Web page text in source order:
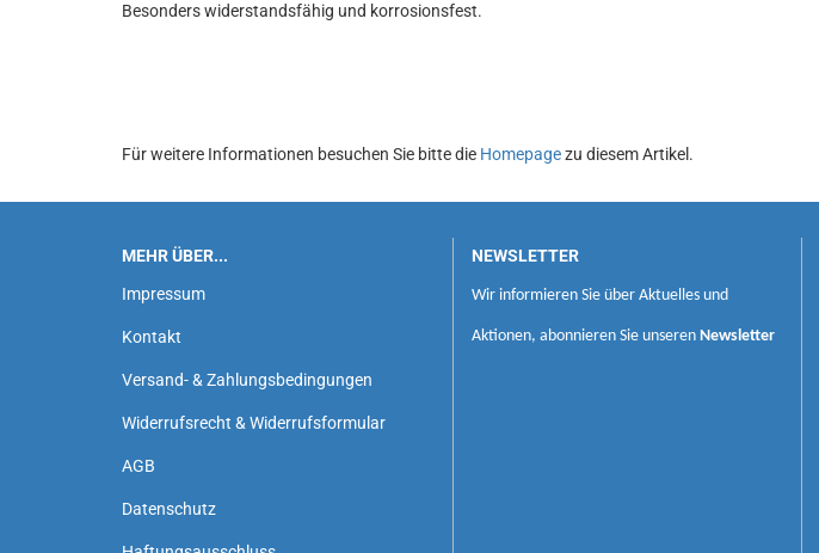
Besonders widerstandsfähig und korrosionsfest.
Für weitere Informationen besuchen Sie bitte die Homepagezu diesem Artikel.
MEHR ÜBER...
Impressum
Kontakt
Versand- & Zahlungsbedingungen
Widerrufsrecht & Widerrufsformular
AGB
Datenschutz
NEWSLETTER
Wir informieren Sie über Aktuelles und
Aktionen, abonnieren Sie unseren Newsletter